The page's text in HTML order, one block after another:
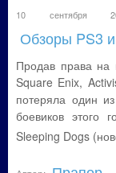
10 сентября
Обзоры PS3
Продав права на
Square Enix,
потеряла один
боевиков этого
Sleeping Dogs